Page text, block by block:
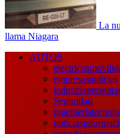
La
llama Niagara
Menú
AUTOS
electricos
empresasnoticias
industria
Seguridad
ingeniería
noticias